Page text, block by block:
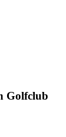
Golfclub